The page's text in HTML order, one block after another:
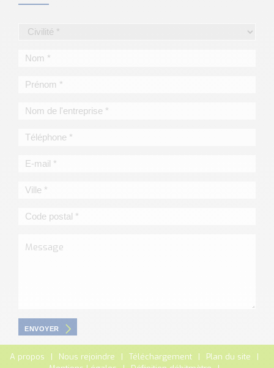
ENVOYER
A propos Nous rejoindre Téléchargement
Plan du site